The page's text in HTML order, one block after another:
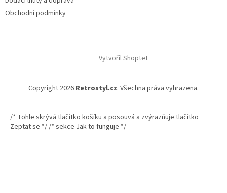
Obchodní podmínky
Vytvořil Shoptet
Copyright 2026 Retrostyl.cz. Všechna práva vyhrazena.
/* Tohle skrývá tlačítko košíku a posouvá a zvýrazňuje tlačítko
Zeptat se *//* sekce Jak to funguje */